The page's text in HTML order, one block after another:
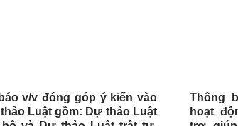
v/v đóng góp ý kiến vào
Luật gồm: Dự thảo Luật
Thông
hoạt